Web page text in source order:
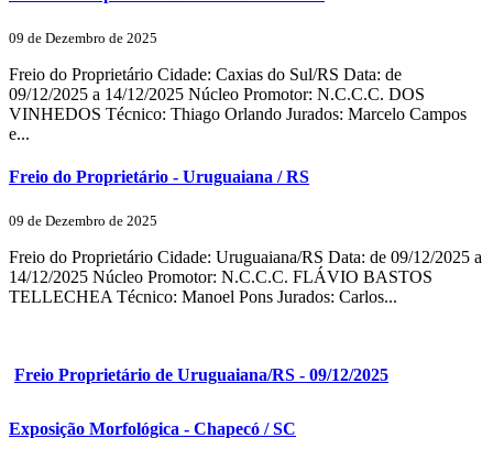
09 de Dezembro de 2025
Freio do Proprietário Cidade: Caxias do Sul/RS Data: de
09/12/2025 a 14/12/2025 Núcleo Promotor: N.C.C.C. DOS
VINHEDOS Técnico: Thiago Orlando Jurados: Marcelo Campos
e...
Freio do Proprietário - Uruguaiana / RS
09 de Dezembro de 2025
Freio do Proprietário Cidade: Uruguaiana/RS Data: de 09/12/2025 a
14/12/2025 Núcleo Promotor: N.C.C.C. FLÁVIO BASTOS
TELLECHEA Técnico: Manoel Pons Jurados: Carlos...
Freio Proprietário de Uruguaiana/RS - 09/12/2025
Exposição Morfológica - Chapecó / SC